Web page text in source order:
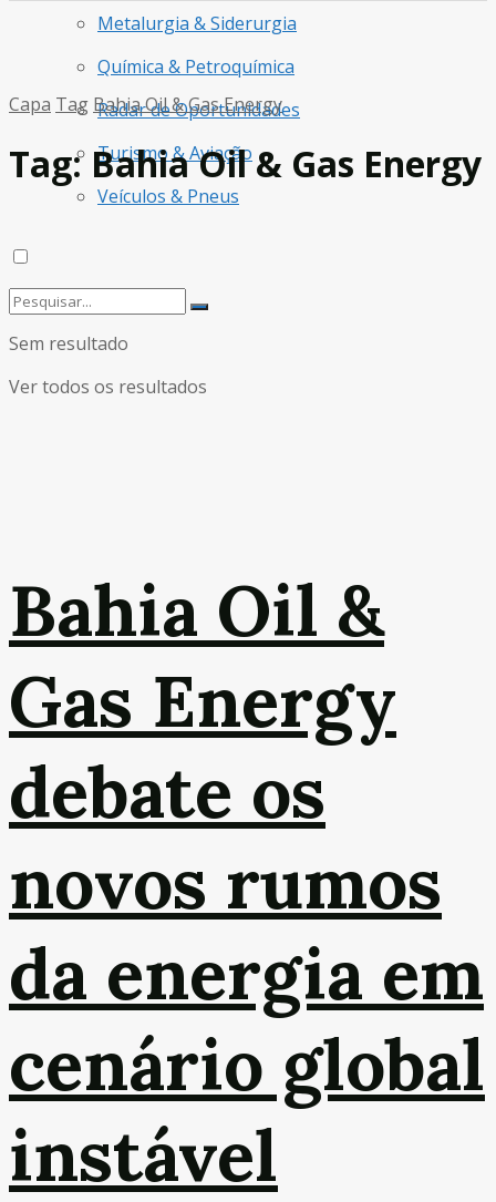
Metalurgia & Siderurgia
Química & Petroquímica
Radar de Oportunidades
Turismo & Aviação
Veículos & Pneus
Sem resultado
Ver todos os resultados
Capa Tag Bahia Oil & Gas Energy
Tag:Bahia Oil & Gas Energy
Bahia Oil &
Gas Energy
debate os
novos rumos
da energia em
cenário global
instável